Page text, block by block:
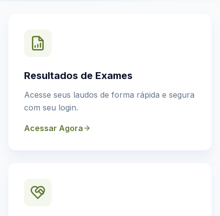
Resultados de Exames
Acesse seus laudos de forma rápida e segura
com seu login.
Acessar Agora